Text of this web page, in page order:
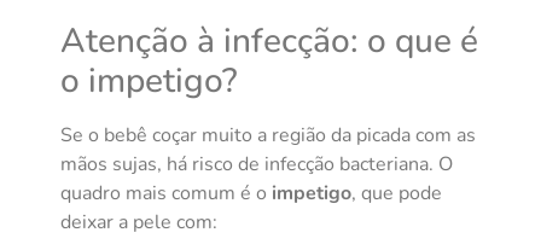
Atenção à infecção: o que é
o impetigo?
Se o bebê coçar muito a região da picada com as
mãos sujas, há risco de infecção bacteriana. O
quadro mais comum é o impetigo, que pode
deixar a pele com: